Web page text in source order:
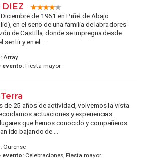
DIEZ
de 1961 en Piñel de Abajo
en el seno de una familia de labradores
de Castilla, donde se impregna desde
sentir y en el ...
Array
evento:Fiesta mayor
de 25 años de actividad, volvemos la vista
actuaciones y experiencias
que hemos conocido y compañeros
ido bajando de ...
Ourense
evento:Celebraciones, Fiesta mayor